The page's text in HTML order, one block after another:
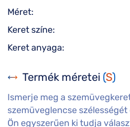
Méret:
Keret színe:
Keret anyaga:
Termék méretei (S)
Ismerje meg a
szemüveglencse
Ön egyszerűen ki tudja